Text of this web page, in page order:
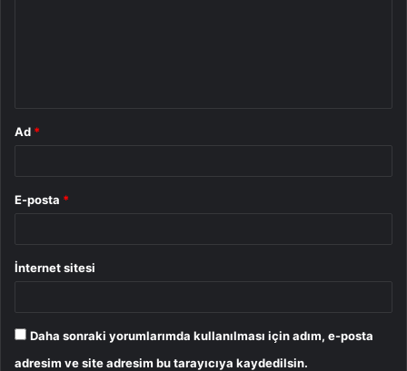
Ad *
E-posta *
İnternet sitesi
Daha sonraki yorumlarımda kullanılması için adım, e-posta
adresim ve site adresim bu tarayıcıya kaydedilsin.